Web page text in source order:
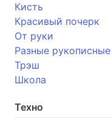
Кисть
Красивый почерк
От руки
Разные рукописные
Трэш
Школа
Техно